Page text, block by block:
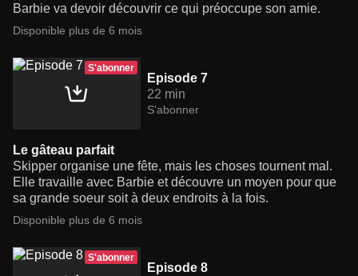
Barbie va devoir découvrir ce qui préoccupe son amie.
Disponible plus de 6 mois
S'abonner
Episode 7
22 min
S'abonner
Le gâteau parfait
Skipper organise une fête, mais les choses tournent mal.
Elle travaille avec Barbie et découvre un moyen pour que
sa grande soeur soit à deux endroits à la fois.
Disponible plus de 6 mois
S'abonner
Episode 8